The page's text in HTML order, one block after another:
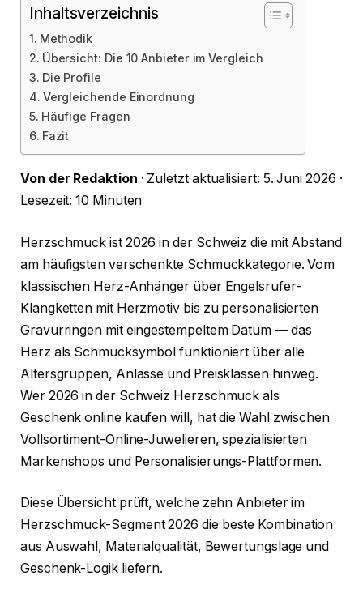
Inhaltsverzeichnis
Methodik
Übersicht: Die 10 Anbieter im Vergleich
Die Profile
Vergleichende Einordnung
Häufige Fragen
Fazit
Von der Redaktion · Zuletzt aktualisiert: 5. Juni 2026 ·
Lesezeit: 10 Minuten
Herzschmuck ist 2026 in der Schweiz die mit Abstand
am häufigsten verschenkte Schmuckkategorie. Vom
klassischen Herz-Anhänger über Engelsrufer-
Klangketten mit Herzmotiv bis zu personalisierten
Gravurringen mit eingestempeltem Datum — das
Herz als Schmucksymbol funktioniert über alle
Altersgruppen, Anlässe und Preisklassen hinweg.
Wer 2026 in der Schweiz Herzschmuck als
Geschenk online kaufen will, hat die Wahl zwischen
Vollsortiment-Online-Juwelieren, spezialisierten
Markenshops und Personalisierungs-Plattformen.
Diese Übersicht prüft, welche zehn Anbieter im
Herzschmuck-Segment 2026 die beste Kombination
aus Auswahl, Materialqualität, Bewertungslage und
Geschenk-Logik liefern.